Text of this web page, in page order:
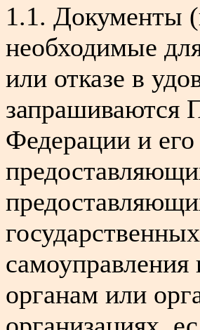
1.1. Документы
необходимые
или отказе в
запрашиваются
Федерации и
органам или